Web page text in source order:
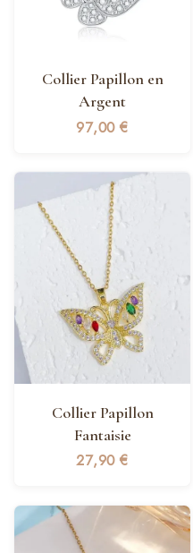
Collier Papillon en
Argent
97,00€
Collier Papillon
Fantaisie
27,90€